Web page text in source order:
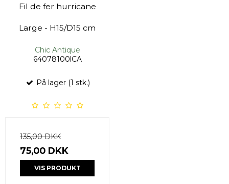
Fil de fer hurricane
Large - H15/D15 cm
Chic Antique
64078100lCA
På lager (1 stk.)
135,00 DKK
75,00 DKK
VIS PRODUKT